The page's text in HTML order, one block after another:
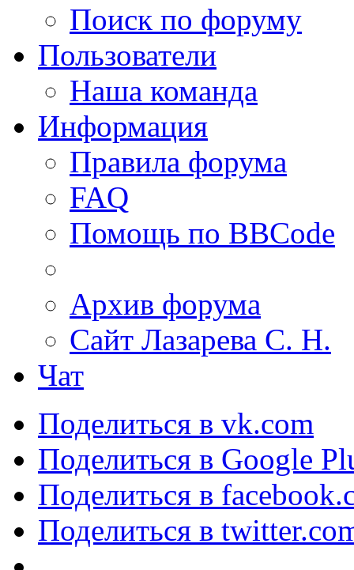
Поиск по форуму
Пользователи
Наша команда
Информация
Правила форума
FAQ
Помощь по BBCode
Архив форума
Сайт Лазарева С. Н.
Чат
Поделиться в vk.com
Поделиться в Google
Поделиться в
Поделиться в